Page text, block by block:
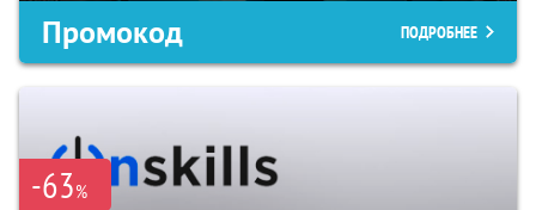
Промокод ПОДРОБНЕЕ
-63%